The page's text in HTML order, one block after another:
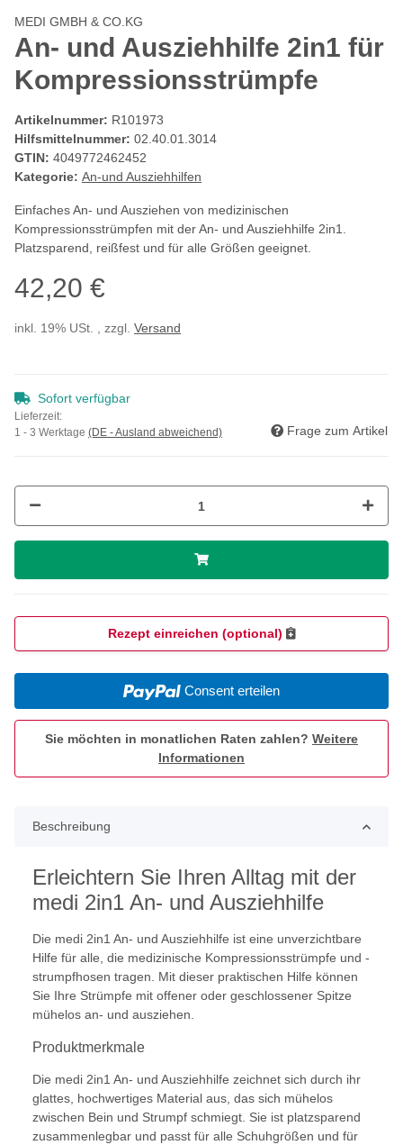
MEDI GMBH & CO.KG
An- und Ausziehhilfe 2in1 für
Kompressionsstrümpfe
Artikelnummer: R101973
Hilfsmittelnummer: 02.40.01.3014
GTIN: 4049772462452
Kategorie: An-und Ausziehhilfen
Einfaches An- und Ausziehen von medizinischen
Kompressionsstrümpfen mit der An- und Ausziehhilfe 2in1.
Platzsparend, reißfest und für alle Größen geeignet.
42,20 €
inkl. 19% USt. , zzgl. Versand
Sofort verfügbar
Lieferzeit:
1 - 3 Werktage (DE - Ausland abweichend) Frage zum Artikel
Rezept einreichen (optional)
Consent erteilen
Sie möchten in monatlichen Raten zahlen? Weitere
Informationen
Beschreibung
Erleichtern Sie Ihren Alltag mit der
medi 2in1 An- und Ausziehhilfe
Die medi 2in1 An- und Ausziehhilfe ist eine unverzichtbare
Hilfe für alle, die medizinische Kompressionsstrümpfe und -
strumpfhosen tragen. Mit dieser praktischen Hilfe können
Sie Ihre Strümpfe mit offener oder geschlossener Spitze
mühelos an- und ausziehen.
Produktmerkmale
Die medi 2in1 An- und Ausziehhilfe zeichnet sich durch ihr
glattes, hochwertiges Material aus, das sich mühelos
zwischen Bein und Strumpf schmiegt. Sie ist platzsparend
zusammenlegbar und passt für alle Schuhgrößen und für